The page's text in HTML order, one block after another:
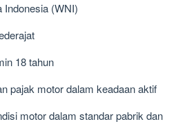
Indonesia (WNI)
18 tahun
pajak motor dalam keadaan aktif
motor dalam standar pabrik dan